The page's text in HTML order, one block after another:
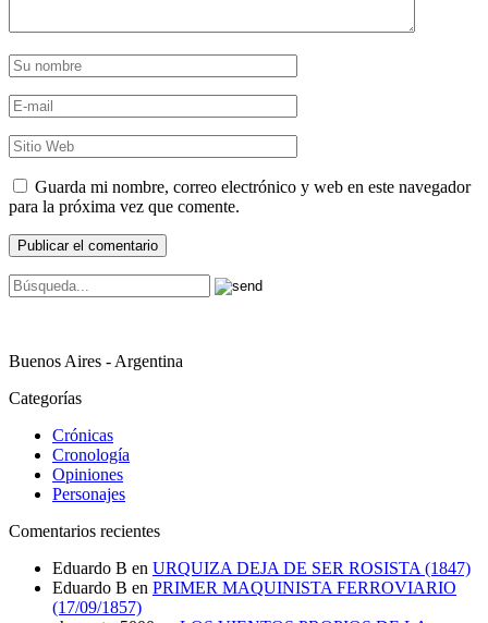
Guarda mi nombre, correo electrónico y web en este navegador
para la próxima vez que comente.
Buenos Aires - Argentina
Categorías
Crónicas
Cronología
Opiniones
Personajes
Comentarios recientes
Eduardo B en URQUIZA DEJA DE SER ROSISTA (1847)
Eduardo B en PRIMER MAQUINISTA FERROVIARIO
(17/09/1857)